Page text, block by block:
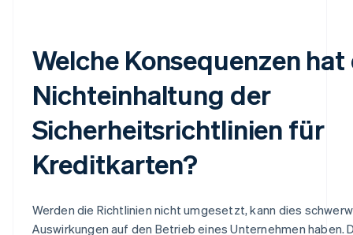
Welche Konsequenzen hat
Nichteinhaltung der
Sicherheitsrichtlinien für
Kreditkarten?
Werden die Richtlinien nicht umgesetzt, kann dies
Auswirkungen auf den Betrieb eines Unternehmen haben.